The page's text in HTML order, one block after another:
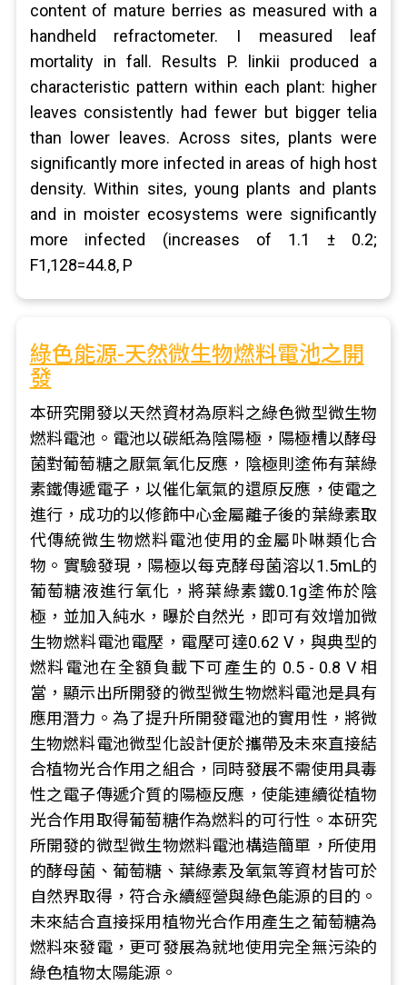
content of mature berries as measured with a
handheld refractometer. I measured leaf
mortality in fall. Results P. linkii produced a
characteristic pattern within each plant: higher
leaves consistently had fewer but bigger telia
than lower leaves. Across sites, plants were
significantly more infected in areas of high host
density. Within sites, young plants and plants
and in moister ecosystems were significantly
more infected (increases of 1.1 ± 0.2;
F1,128=44.8, P
綠色能源-天然微生物燃料電池之開
發
本研究開發以天然資材為原料之綠色微型微生物
燃料電池。電池以碳紙為陰陽極，陽極槽以酵母
菌對葡萄糖之厭氣氧化反應，陰極則塗佈有葉綠
素鐵傳遞電子，以催化氧氣的還原反應，使電之
進行，成功的以修飾中心金屬離子後的葉綠素取
代傳統微生物燃料電池使用的金屬卟啉類化合
物。實驗發現，陽極以每克酵母菌溶以1.5mL的
葡萄糖液進行氧化，將葉綠素鐵0.1g塗佈於陰
極，並加入純水，曝於自然光，即可有效增加微
生物燃料電池電壓，電壓可達0.62 V，與典型的
燃料電池在全額負載下可產生的 0.5 - 0.8 V 相
當，顯示出所開發的微型微生物燃料電池是具有
應用潛力。為了提升所開發電池的實用性，將微
生物燃料電池微型化設計便於攜帶及未來直接結
合植物光合作用之組合，同時發展不需使用具毒
性之電子傳遞介質的陽極反應，使能連續從植物
光合作用取得葡萄糖作為燃料的可行性。本研究
所開發的微型微生物燃料電池構造簡單，所使用
的酵母菌、葡萄糖、葉綠素及氧氣等資材皆可於
自然界取得，符合永續經營與綠色能源的目的。
未來結合直接採用植物光合作用產生之葡萄糖為
燃料來發電，更可發展為就地使用完全無污染的
綠色植物太陽能源。